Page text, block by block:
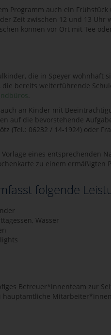
Programm auch ein
Zeit zwischen 12 und 13 Uhr
können vor Ort mit Tee
die in Speyer wohnhaft
bereits weiterführende
.
an Kinder mit
auf die bevorstehende
(Tel.: 06232 / 14-1924) oder
eines entsprechenden
zu einem ermäßigten
folgende
Wasser
Betreuer*innenteam zur
hauptamtliche